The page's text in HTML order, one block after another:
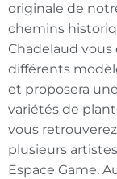
originale de
chemins
Chadelaud
différents
et proposera
variétés de
vous
plusieurs
Espace Game.